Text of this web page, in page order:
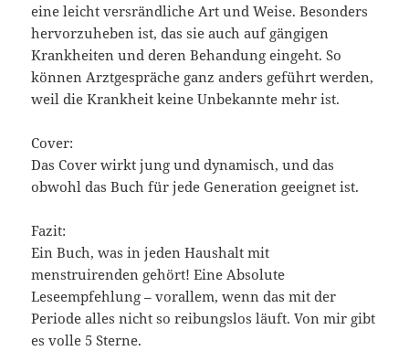
eine leicht versrändliche Art und Weise. Besonders
hervorzuheben ist, das sie auch auf gängigen
Krankheiten und deren Behandung eingeht. So
können Arztgespräche ganz anders geführt werden,
weil die Krankheit keine Unbekannte mehr ist.
Cover:
Das Cover wirkt jung und dynamisch, und das
obwohl das Buch für jede Generation geeignet ist.
Fazit:
Ein Buch, was in jeden Haushalt mit
menstruirenden gehört! Eine Absolute
Leseempfehlung – vorallem, wenn das mit der
Periode alles nicht so reibungslos läuft. Von mir gibt
es volle 5 Sterne.